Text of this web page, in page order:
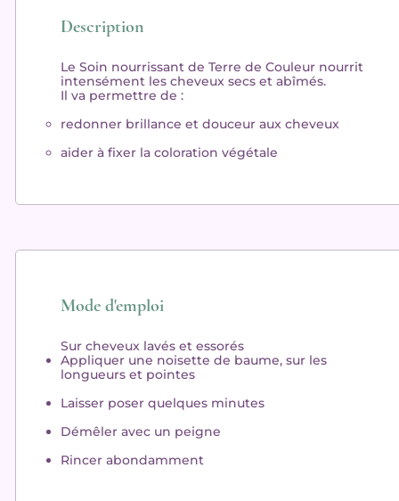
Description
Le Soin nourrissant de Terre de Couleur nourrit
intensément les cheveux secs et abîmés.
Il va permettre de :
redonner brillanceetdouceur aux cheveux
aider àfixer la coloration végétale
Mode d'emploi
Sur cheveux lavés et essorés
Appliquer une noisette de baume, sur les
longueurs et pointes
Laisser poser quelques minutes
Démêler avec un peigne
Rincer abondamment